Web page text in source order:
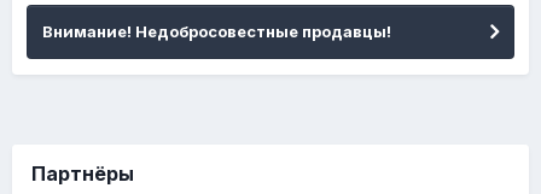
Внимание! Недобросовестные продавцы!
Партнёры